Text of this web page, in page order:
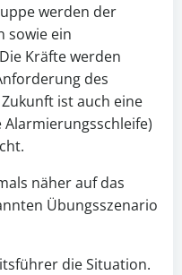
werden der
sowie ein
Kräfte werden
des
ist auch eine
näher auf das
Übungsszenario
die Situation.